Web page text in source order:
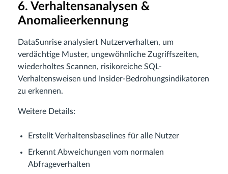
6. Verhaltensanalysen &
Anomalieerkennung
DataSunrise analysiert Nutzerverhalten, um
verdächtige Muster, ungewöhnliche Zugriffszeiten,
wiederholtes Scannen, risikoreiche SQL-
Verhaltensweisen und Insider-Bedrohungsindikatoren
zu erkennen.
Weitere Details:
Erstellt Verhaltensbaselines für alle Nutzer
Erkennt Abweichungen vom normalen
Abfrageverhalten